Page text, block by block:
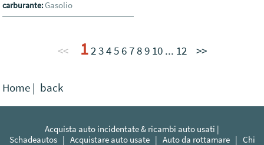
carburante:Gasolio
<< 12345 6789 10... 12 >>
Home | back
Acquista auto incidentate & ricambi auto usati |
Schadeautos| Acquistare auto usate| Auto da rottamare| Chi